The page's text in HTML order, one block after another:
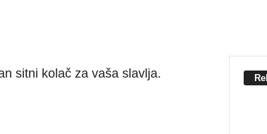
sitni kolač za vaša slavlja.